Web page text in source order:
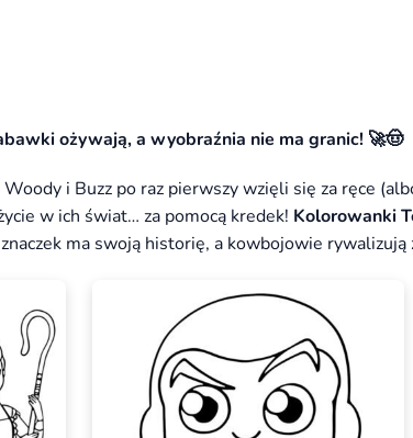
ożywają, a wyobraźnia nie ma granic! 🚀🤠
i Buzz po raz pierwszy wzięli się za ręce
w ich świat… za pomocą kredek! Kolorowanki
ma swoją historię, a kowbojowie